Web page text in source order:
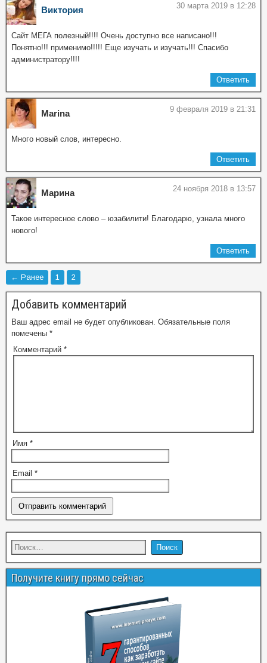
Виктория 30 марта 2019 в 12:28
Сайт МЕГА полезный!!!! Очень доступно все написано!!!
Понятно!!! применимо!!!!! Еще изучать и изучать!!! Спасибо
администратору!!!!
Ответить
Мarina 9 февраля 2019 в 21:31
Много новый слов, интересно.
Ответить
Марина 24 ноября 2018 в 13:57
Такое интересное слово – юзабилити! Благодарю, узнала много
нового!
Ответить
← Ранее 1 2
Добавить комментарий
Ваш адрес email не будет опубликован. Обязательные поля
помечены *
Комментарий *
Имя *
Email *
Получите книгу прямо сейчас